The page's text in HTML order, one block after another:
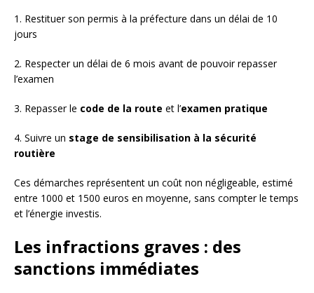
1. Restituer son permis à la préfecture dans un délai de 10
jours
2. Respecter un délai de 6 mois avant de pouvoir repasser
l’examen
3. Repasser le code de la route et l’examen pratique
4. Suivre un stage de sensibilisation à la sécurité
routière
Ces démarches représentent un coût non négligeable, estimé
entre 1000 et 1500 euros en moyenne, sans compter le temps
et l’énergie investis.
Les infractions graves : des
sanctions immédiates